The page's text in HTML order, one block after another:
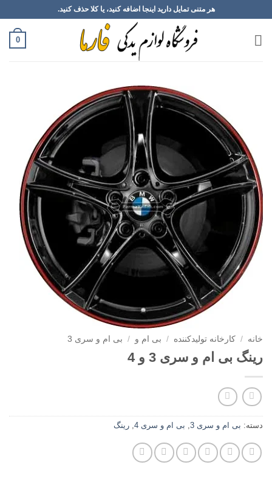
to
content
هر متنی تمایل دارید اینجا اضافه کنید، یا کلا حذف کنید.
0
خانه / کارخانه تولیدکننده / بی ام و / بی ام و سری 3
رینگ بی ام و سری 3 و 4
دسته: بی ام و سری 3 , بی ام و سری 4 , رینگ